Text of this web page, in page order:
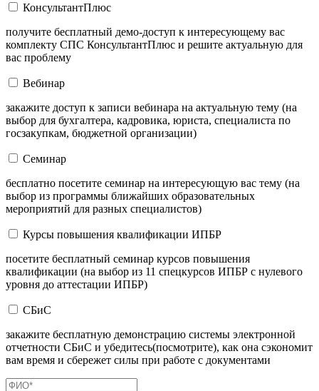
КонсультантПлюс
получите бесплатный демо-доступ к интересующему вас
комплекту СПС КонсультантПлюс и решите актуальную для
вас проблему
Вебинар
закажите доступ к записи вебинара на актуальную тему (на
выбор для бухгалтера, кадровика, юриста, специалиста по
госзакупкам, бюджетной организации)
Семинар
бесплатно посетите семинар на интересующую вас тему (на
выбор из программы ближайших образовательных
мероприятий для разных специалистов)
Курсы повышения квалификации ИПБР
посетите бесплатный семинар курсов повышения
квалификации (на выбор из 11 спецкурсов ИПБР с нулевого
уровня до аттестации ИПБР)
СБиС
закажите бесплатную демонстрацию системы электронной
отчетности СБиС и убедитесь(посмотрите), как она сэкономит
вам время и сбережет силы при работе с документами